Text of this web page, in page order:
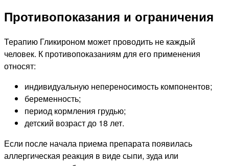
Противопоказания и ограничения
Терапию Гликироном может проводить не каждый
человек. К противопоказаниям для его применения
относят:
индивидуальную непереносимость компонентов;
беременность;
период кормления грудью;
детский возраст до 18 лет.
Если после начала приема препарата появилась
аллергическая реакция в виде сыпи, зуда или